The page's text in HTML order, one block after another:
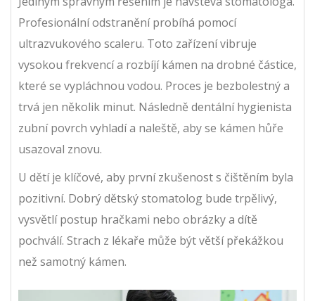
Profesionální odstranění probíhá pomocí
ultrazvukového scaleru. Toto zařízení vibruje
vysokou frekvencí a rozbíjí kámen na drobné částice,
které se vypláchnou vodou. Proces je bezbolestný a
trvá jen několik minut. Následně dentální hygienista
zubní povrch vyhladí a naleště, aby se kámen hůře
usazoval znovu.
U dětí je klíčové, aby první zkušenost s čištěním byla
pozitivní. Dobrý dětský stomatolog bude trpělivý,
vysvětlí postup hračkami nebo obrázky a dítě
pochválí. Strach z lékaře může být větší překážkou
než samotný kámen.